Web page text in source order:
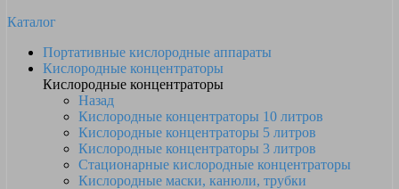
Каталог
Портативные кислородные аппараты
Кислородные концентраторы
Кислородные концентраторы
Назад
Кислородные концентраторы 10 литров
Кислородные концентраторы 5 литров
Кислородные концентраторы 3 литров
Стационарные кислородные концентраторы
Кислородные маски, канюли, трубки